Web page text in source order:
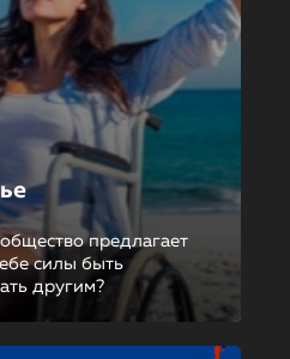
предлагает
силы быть
другим?